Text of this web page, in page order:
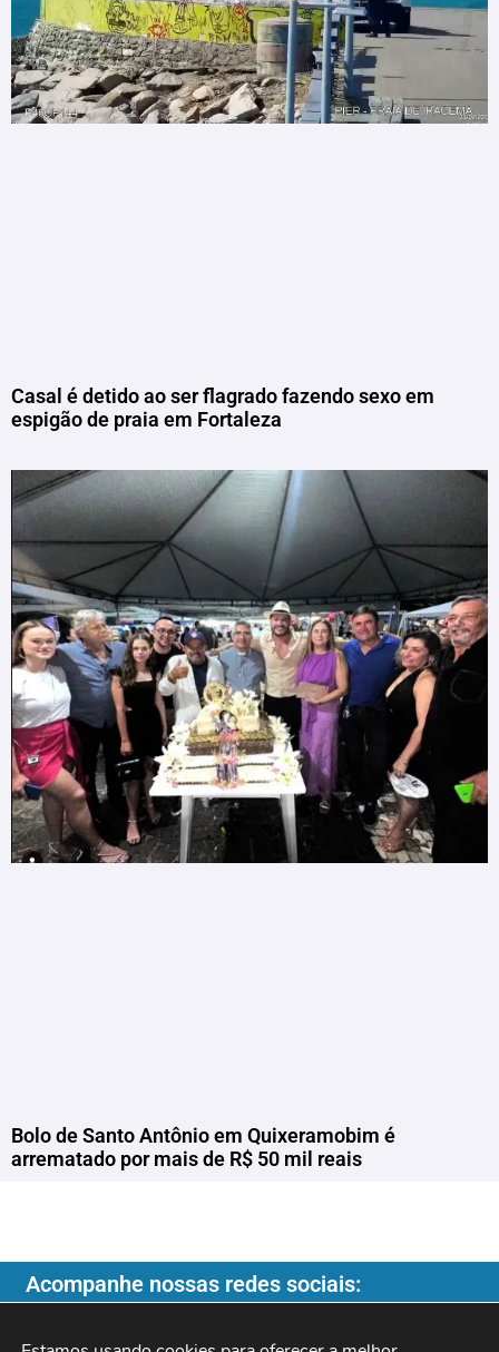
Casal é detido ao ser flagrado fazendo sexo em
espigão de praia em Fortaleza
Bolo de Santo Antônio em Quixeramobim é
arrematado por mais de R$ 50 mil reais
Acompanhe nossas redes sociais: